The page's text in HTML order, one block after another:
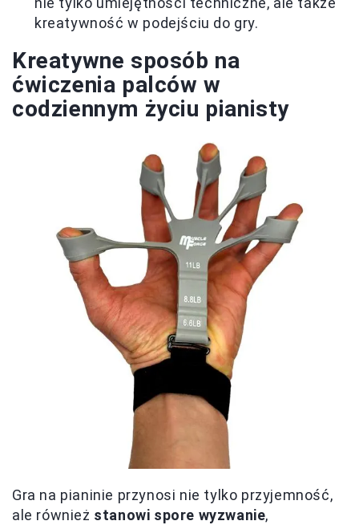
kreatywność w podejściu do gry.
Kreatywne sposób na
ćwiczenia palców w
codziennym życiu pianisty
Gra na pianinie przynosi nie tylko przyjemność,
ale również stanowi spore wyzwanie,